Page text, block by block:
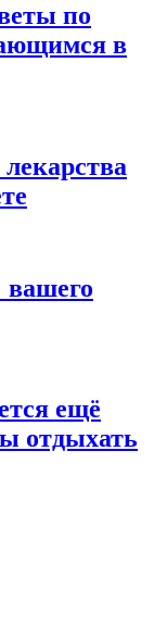
по
в
ещё
отдыхать